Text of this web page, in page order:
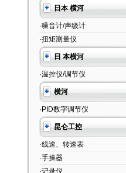
日本 横河
·噪音计/声级计
·扭矩测量仪
日 本横河
·温控仪/调节仪
横河
·PID数字调节仪
昆仑工控
·线速、转速表
·手操器
·记录仪